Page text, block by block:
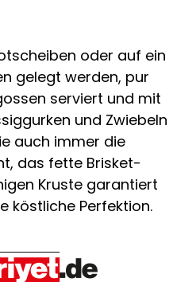
oder auf ein
gelegt werden, pur
serviert und mit
und Zwiebeln
auch immer die
das fette Brisket-
Kruste garantiert
köstliche Perfektion.